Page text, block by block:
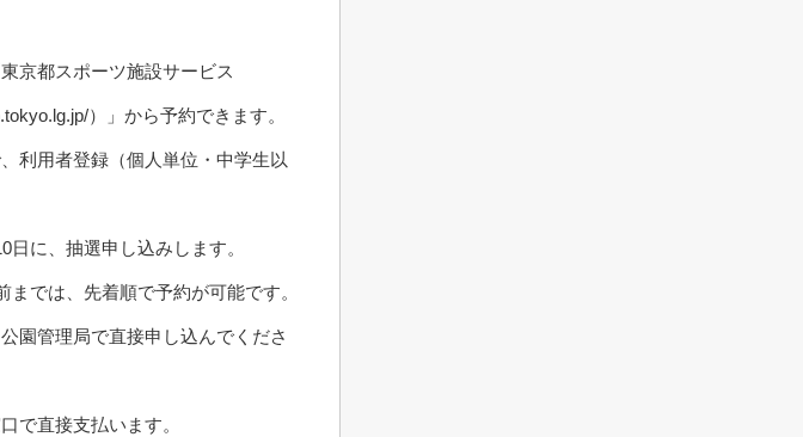
京都スポーツ施設サービス
）」から予約できます。
利用者登録（個人単位・中学生以
に、抽選申し込みします。
までは、先着順で予約が可能です。
園管理局で直接申し込んでくださ
で直接支払います。